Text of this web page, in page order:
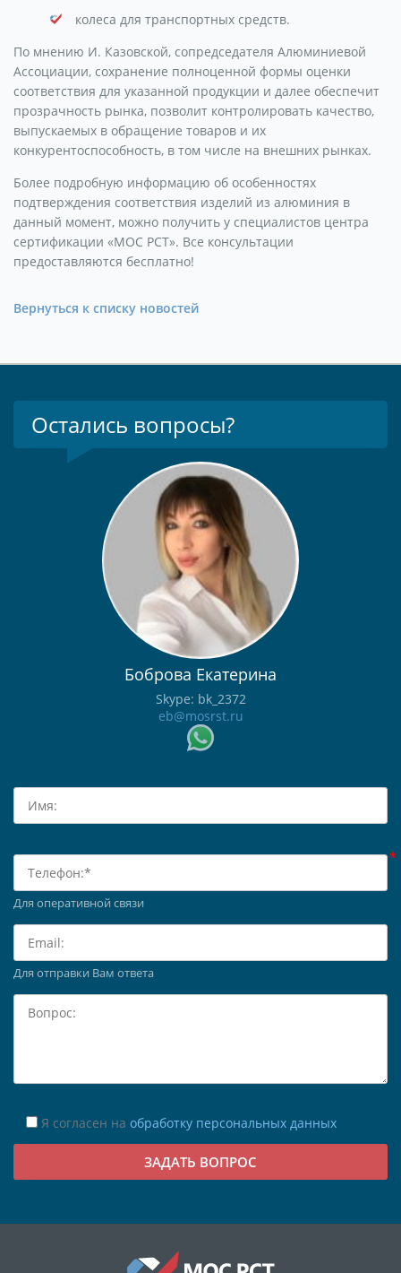
колеса для транспортных средств.
По мнению И. Казовской, сопредседателя Алюминиевой
Ассоциации, сохранение полноценной формы оценки
соответствия для указанной продукции и далее обеспечит
прозрачность рынка, позволит контролировать качество,
выпускаемых в обращение товаров и их
конкурентоспособность, в том числе на внешних рынках.
Более подробную информацию об особенностях
подтверждения соответствия изделий из алюминия в
данный момент, можно получить у специалистов центра
сертификации «МОС РСТ». Все консультации
предоставляются бесплатно!
Вернуться к списку новостей
Остались вопросы?
Боброва Екатерина
Skype: bk_2372
eb@mosrst.ru
Для оперативной связи
Для отправки Вам ответа
Я согласен на обработку персональных данных